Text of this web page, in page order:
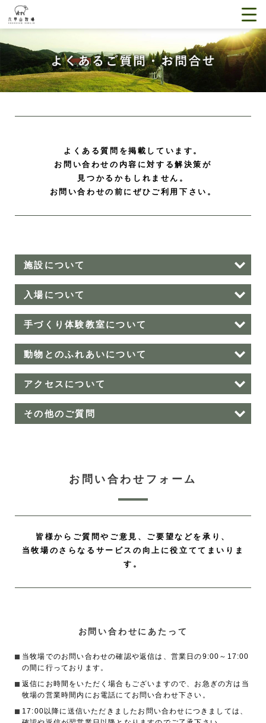
よくある質問を掲載しています。
お問い合わせの内容に対する解決策が
見つかるかもしれません。
お問い合わせの前にぜひご利用下さい。
施設について
入場について
手づくり体験教室について
動物とのふれあいについて
アクセスについて
その他のご質問
お問い合わせフォーム
皆様からご質問やご意見、ご要望などを承り、
当牧場のさらなるサービスの向上に役立ててまいりま
す。
お問い合わせにあたって
当牧場でのお問い合わせの確認や返信は、営業日の9:00～17:00
の間に行っております。
返信にお時間をいただく場合もございますので、お急ぎの方は当
牧場の営業時間内にお電話にてお問い合わせ下さい。
17:00以降に送信いただきましたお問い合わせにつきましては、